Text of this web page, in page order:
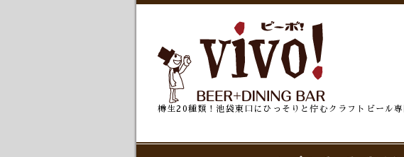
樽生20種類！池袋東口にひっそりと佇むクラフトビール専